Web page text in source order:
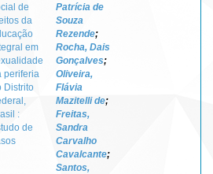
de
da
em
periferia
Distrito
:
de
Patrícia de
Souza
Rezende;
Rocha, Dais
Gonçalves;
Oliveira,
Flávia
Mazitelli de;
Freitas,
Sandra
Carvalho
Cavalcante;
Santos,